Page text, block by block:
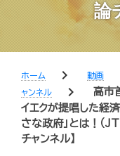
論
ホーム chevron_right 動画
ャンネル
chevron_right
高市
イエクが提唱した経
さな政府」とは！（
チャンネル】